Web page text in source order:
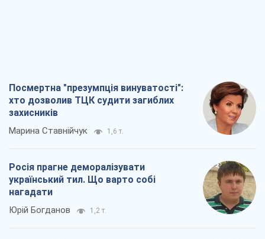
Посмертна "презумпція винуватості":
хто дозволив ТЦК судити загиблих
захисників
Марина Ставнійчук 1,6 т.
Росія прагне деморалізувати
український тил. Що варто собі
нагадати
Юрій Богданов 1,2 т.